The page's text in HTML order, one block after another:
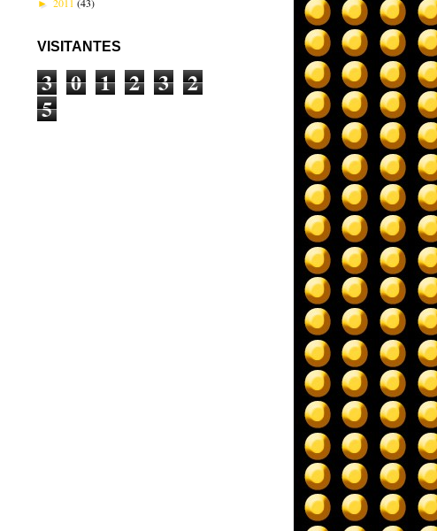
► 2011 (43)
VISITANTES
3 0 1 2 3 2
5